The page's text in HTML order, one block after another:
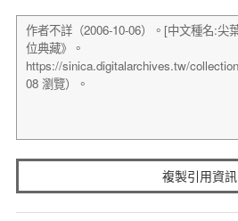
複製引用資訊